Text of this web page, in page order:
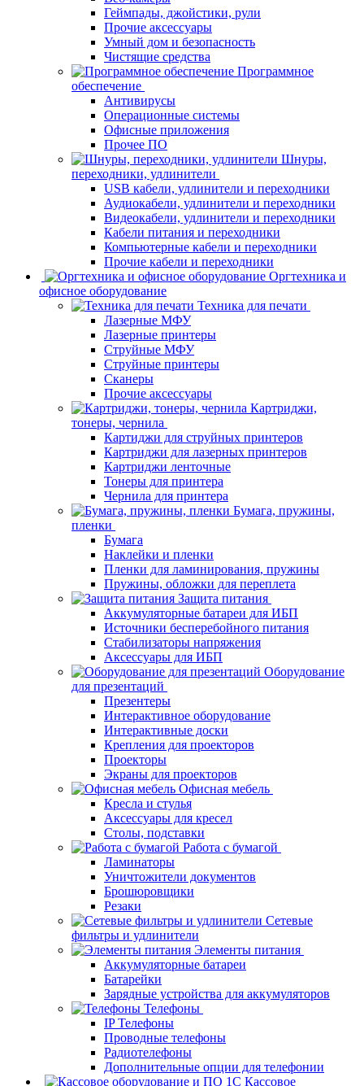
Геймпады, джойстики, рули
Прочие аксессуары
Умный дом и безопасность
Чистящие средства
Программное
обеспечение
Антивирусы
Операционные системы
Офисные приложения
Прочее ПО
Шнуры,
переходники, удлинители
USB кабели, удлинители и переходники
Аудиокабели, удлинители и переходники
Видеокабели, удлинители и переходники
Кабели питания и переходники
Компьютерные кабели и переходники
Прочие кабели и переходники
Оргтехника и
офисное оборудование
Техника для печати
Лазерные МФУ
Лазерные принтеры
Струйные МФУ
Струйные принтеры
Сканеры
Прочие аксессуары
Картриджи,
тонеры, чернила
Картиджи для струйных принтеров
Картриджи для лазерных принтеров
Картриджи ленточные
Тонеры для принтера
Чернила для принтера
Бумага, пружины,
пленки
Бумага
Наклейки и пленки
Пленки для ламинирования, пружины
Пружины, обложки для переплета
Защита питания
Аккумуляторные батареи для ИБП
Источники бесперебойного питания
Стабилизаторы напряжения
Аксессуары для ИБП
Оборудование
для презентаций
Презентеры
Интерактивное оборудование
Интерактивные доски
Крепления для проекторов
Проекторы
Экраны для проекторов
Офисная мебель
Кресла и стулья
Аксессуары для кресел
Столы, подставки
Работа с бумагой
Ламинаторы
Уничтожители документов
Брошюровщики
Резаки
Сетевые
фильтры и удлинители
Элементы питания
Аккумуляторные батареи
Батарейки
Зарядные устройства для аккумуляторов
Телефоны
IP Телефоны
Проводные телефоны
Радиотелефоны
Дополнительные опции для телефонии
Кассовое